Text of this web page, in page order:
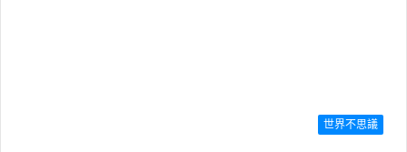
世界不思議